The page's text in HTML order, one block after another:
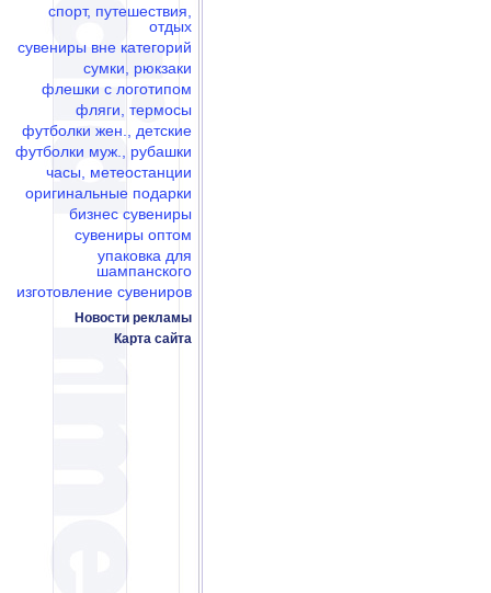
спорт, путешествия,
отдых
сувениры вне категорий
сумки, рюкзаки
флешки c логотипом
фляги, термосы
футболки жен., детские
футболки муж., рубашки
часы, метеостанции
оригинальные подарки
бизнес сувениры
сувениры оптом
упаковка для
шампанского
изготовление сувениров
Новости рекламы
Карта сайта